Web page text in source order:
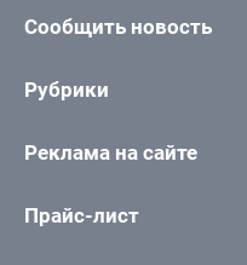
Сообщить новость
Рубрики
Реклама на сайте
Прайс-лист